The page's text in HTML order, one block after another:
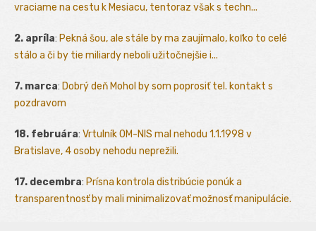
vraciame na cestu k Mesiacu, tentoraz však s techn...
2. apríla: Pekná šou, ale stále by ma zaujímalo, koľko to celé
stálo a či by tie miliardy neboli užitočnejšie i...
7. marca: Dobrý deň Mohol by som poprosiť tel. kontakt s
pozdravom
18. februára: Vrtulník OM-NIS mal nehodu 1.1.1998 v
Bratislave, 4 osoby nehodu neprežili.
17. decembra: Prísna kontrola distribúcie ponúk a
transparentnosť by mali minimalizovať možnosť manipulácie.